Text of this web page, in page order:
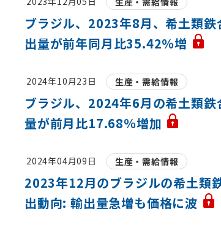
ブラジル、2023年8月、希土類鉄
出量が前年同月比35.42％増
2024年10月23日 生産・需給情報
ブラジル、2024年6月の希土類鉄
量が前月比17.68％増加
2024年04月09日 生産・需給情報
2023年12月のブラジルの希土類
出動向: 輸出量急増も価格に波